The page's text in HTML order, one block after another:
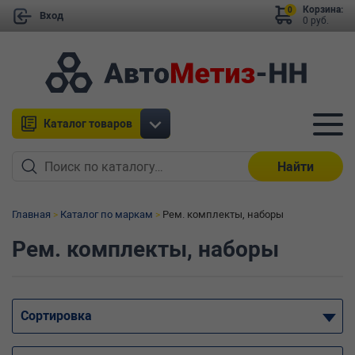
Вход
Корзина:
0 руб.
0
Каталог товаров
Найти
Главная Каталог по маркам Рем. комплекты, наборы
Рем. комплекты, наборы
Сортировка